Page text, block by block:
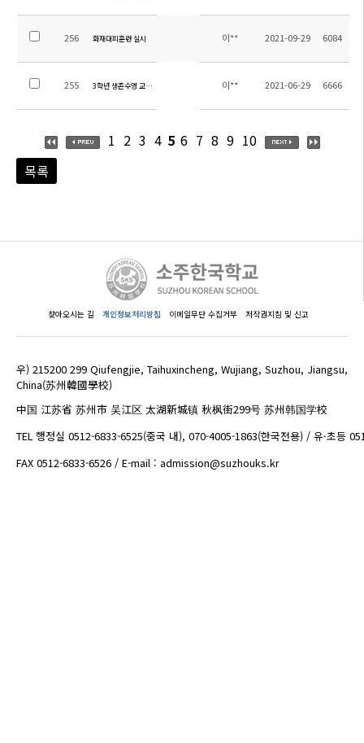
256 화재대피훈련 실시 이** 2021-09-29 6084
255 3학년 생존수영 교육 실시 이** 2021-06-29 6666
1 2 3 4 5 6 7 8 9 10
목록
찾아오시는 길 개인정보처리방침 이메일무단 수집거부 저작권지침 및 신고
우) 215200 299 Qiufengjie, Taihuxincheng, Wujiang, Suzhou, Jiangsu,
China(苏州韓國學校)
中国 江苏省 苏州市 吴江区 太湖新城镇 秋枫街299号 苏州韩国学校
TEL 행정실 0512-6833-6525(중국 내), 070-4005-1863(한국전용) / 유·초등
FAX 0512-6833-6526 / E-mail : admission@suzhouks.kr